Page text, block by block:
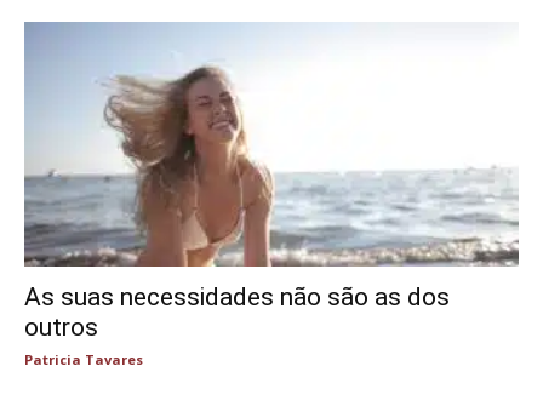
As suas necessidades não são as dos
outros
Patricia Tavares